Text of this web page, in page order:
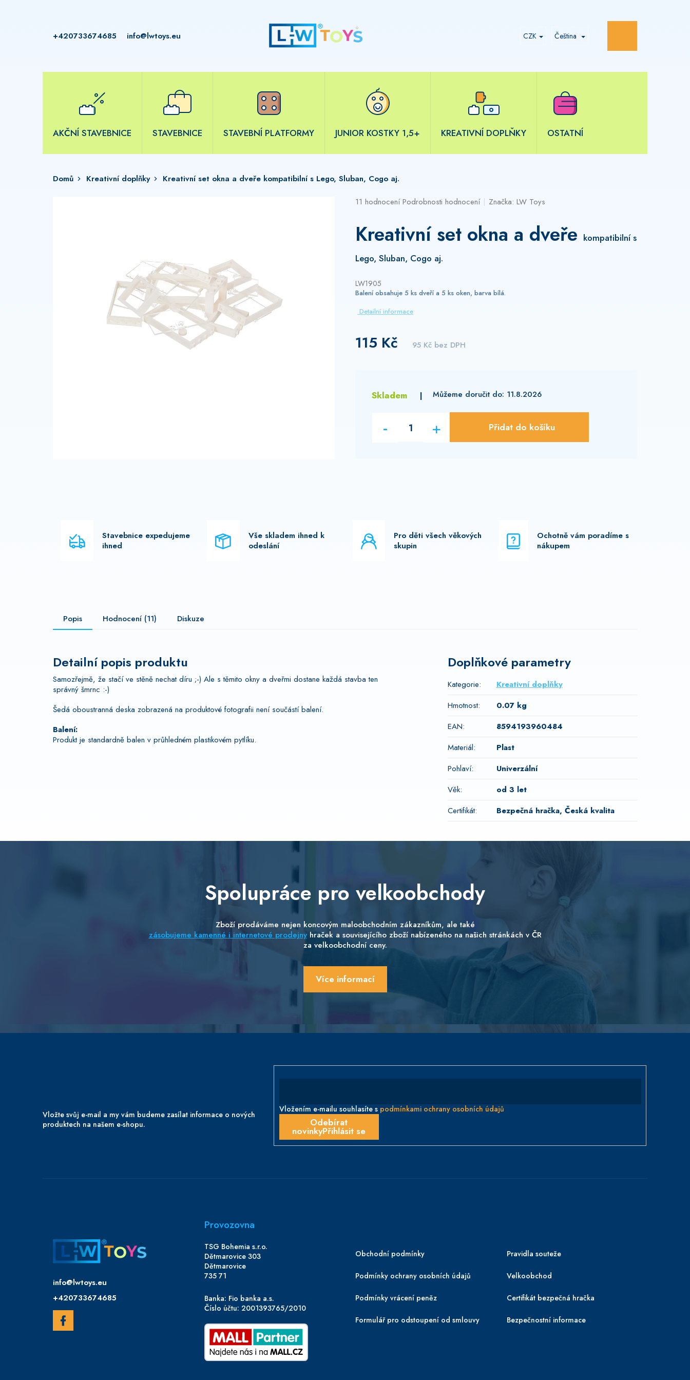
CZK Čeština
+420733674685 info@lwtoys.eu
AKČNÍ STAVEBNICE STAVEBNICE STAVEBNÍ PLATFORMY JUNIOR KOSTKY 1,5+ KREATIVNÍ DOPLŇKY OSTATNÍ
Domů Kreativní doplňky Kreativní set okna a dveře kompatibilní s Lego, Sluban, Cogo aj.
115 Kč 95 Kč bez DPH
Balení obsahuje 5 ks dveří a 5 ks oken, barva bílá.
Detailní informace
Skladem 11.8.2026
Přidat do košíku
Kreativní set okna a dveře kompatibilní s
Lego, Sluban, Cogo aj.
LW1905
Průměrné
je
5,0
z
5
11 hodnocení Podrobnosti hodnocení Značka: LW Toys
Stavebnice expedujeme
ihned
Vše skladem ihned k
odeslání
Pro děti všech věkových
skupin
Ochotně vám poradíme s
nákupem
Popis Hodnocení (11) Diskuze
Detailní popis produktu
Samozřejmě, že stačí ve stěně nechat díru ;-) Ale s těmito okny a dveřmi dostane každá stavba ten
správný šmrnc :-)
Šedá oboustranná deska zobrazená na produktové fotografii není součástí balení.
Balení:
Produkt je standardně balen v průhledném plastikovém pytlíku.
Doplňkové parametry
Kategorie:
Kreativní doplňky
Hmotnost:
0.07 kg
EAN:
8594193960484
Materiál:
Plast
Pohlaví:
Univerzální
Věk:
od 3 let
Certifikát: Bezpečná hračka, Česká kvalita
Spolupráce pro velkoobchody
Zboží prodáváme nejen koncovým maloobchodním zákazníkům, ale také
zásobujeme kamenné i internetové prodejnyhraček a souvisejícího zboží nabízeného na našich stránkách v ČR
za velkoobchodní ceny.
Více informací
Z
Vložte svůj e-mail a my vám budeme zasílat informace o nových
produktech na našem e-shopu.
Vložením e-mailu souhlasíte s podmínkami ochrany osobních údajů
Přihlásit se
info@lwtoys.eu
+420733674685
Provozovna
TSG Bohemia s.r.o.
Dětmarovice 303
Dětmarovice
735 71
Banka: Fio banka a.s.
Číslo účtu: 2001393765/2010
Obchodní podmínky
Podmínky ochrany osobních údajů
Podmínky vrácení peněz
Formulář pro odstoupení od smlouvy
Pravidla souteže
Velkoobchod
Certifikát bezpečná hračka
Bezpečnostní informace